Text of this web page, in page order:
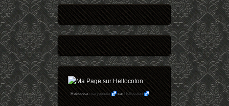
Retrouvezmaryophoto surHellocoton